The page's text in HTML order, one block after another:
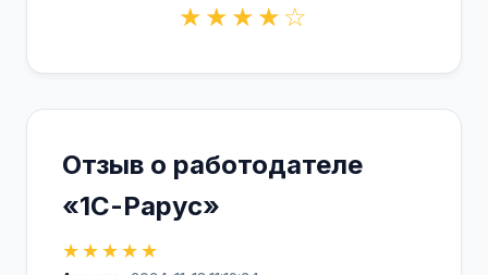
★★★★☆
Отзыв о работодателе
«1С-Рарус»
★★★★★